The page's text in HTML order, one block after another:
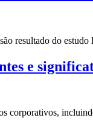
resultado do
e